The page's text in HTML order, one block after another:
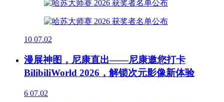
10 07.02
漫展神图，尼康直出——尼康邀您打卡
BilibiliWorld 2026，解锁次元影像新体验
6 07.02